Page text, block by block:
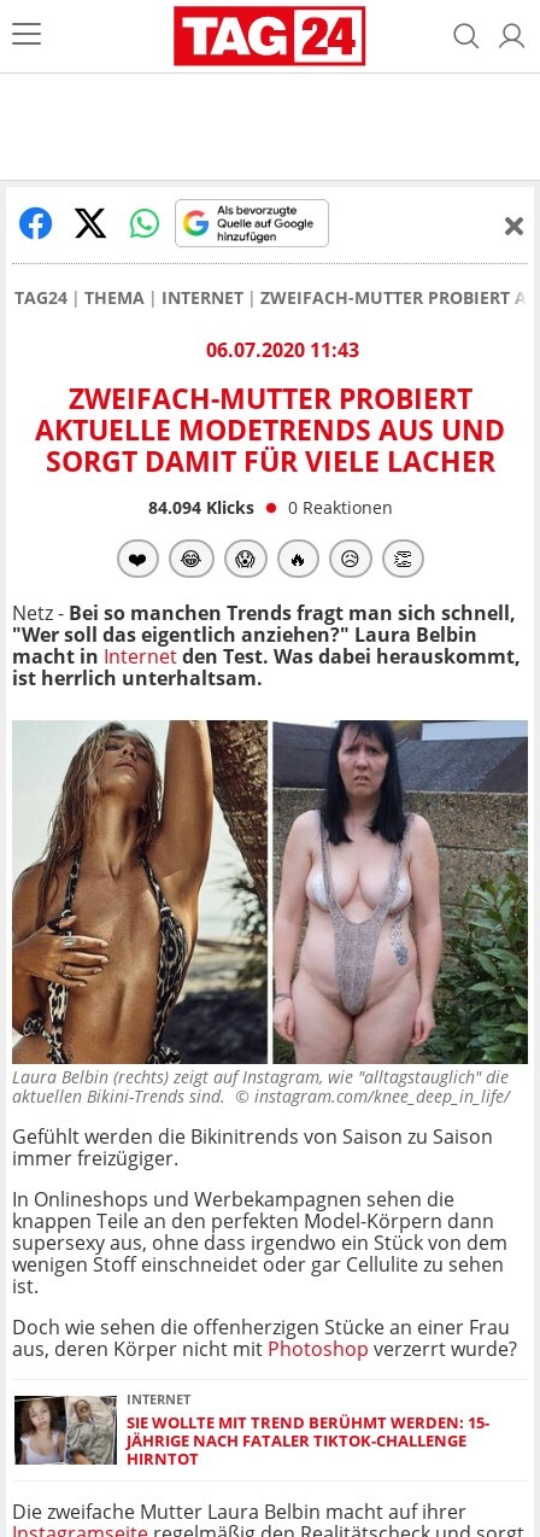
TAG24 THEMA INTERNET ZWEIFACH-MUTTER PROBIERT
06.07.2020 11:43
ZWEIFACH-MUTTER PROBIERT
AKTUELLE MODETRENDS AUS UND
SORGT DAMIT FÜR VIELE LACHER
84.094Klicks 0 Reaktionen
❤️ 😂 😱 🔥 😥 👏
Netz - Bei so manchen Trends fragt man sich schnell,
"Wer soll das eigentlich anziehen?" Laura Belbin
macht in Internetden Test. Was dabei herauskommt,
ist herrlich unterhaltsam.
Laura Belbin (rechts) zeigt auf Instagram, wie "alltagstauglich" die
aktuellen Bikini-Trends sind. © instagram.com/knee_deep_in_life/
Gefühlt werden die Bikinitrends von Saison zu Saison
immer freizügiger.
In Onlineshops und Werbekampagnen sehen die
knappen Teile an den perfekten Model-Körpern dann
supersexy aus, ohne dass irgendwo ein Stück von dem
wenigen Stoff einschneidet oder gar Cellulite zu sehen
ist.
Doch wie sehen die offenherzigen Stücke an einer Frau
aus, deren Körper nicht mit Photoshop verzerrt wurde?
INTERNET
SIE WOLLTE MIT TREND BERÜHMT WERDEN: 15-
JÄHRIGE NACH FATALER TIKTOK-CHALLENGE
HIRNTOT
Die zweifache Mutter Laura Belbin macht auf ihrer